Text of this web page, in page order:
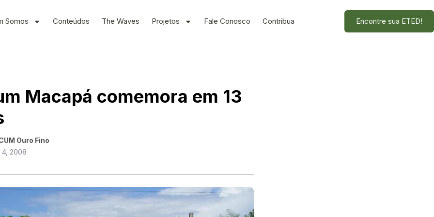
Somos Conteúdos The Waves Projetos Fale Conosco Contribua Encontre sua ETED!
Macapá comemora em 13
Ouro Fino
2008